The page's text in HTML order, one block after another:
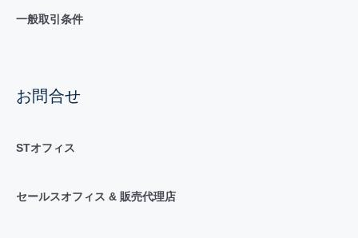
一般取引条件
お問合せ
STオフィス
セールスオフィス & 販売代理店